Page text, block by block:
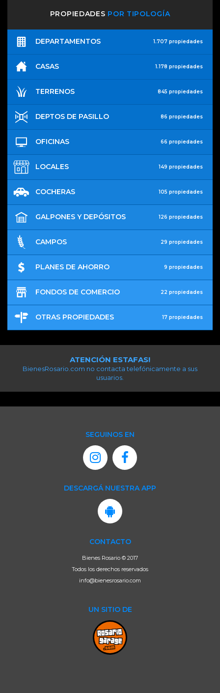
PROPIEDADES POR TIPOLOGÍA
DEPARTAMENTOS 1.707 propiedades
CASAS 1.178 propiedades
TERRENOS 845 propiedades
DEPTOS DE PASILLO 86 propiedades
OFICINAS 66 propiedades
LOCALES 149 propiedades
COCHERAS 105 propiedades
GALPONES Y DEPÓSITOS 126 propiedades
CAMPOS 29 propiedades
PLANES DE AHORRO 9 propiedades
FONDOS DE COMERCIO 22 propiedades
OTRAS PROPIEDADES 17 propiedades
ATENCIÓN ESTAFAS!
BienesRosario.com no contacta telefónicamente a sus
usuarios.
SEGUINOS EN
DESCARGÁ NUESTRA APP
CONTACTO
Bienes Rosario © 2017
Todos los derechos reservados
info@bienesrosario.com
UN SITIO DE